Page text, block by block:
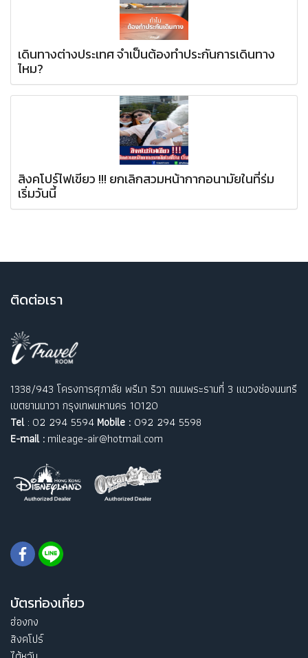
เดินทางต่างประเทศ จำเป็นต้องทำประกันการเดินทาง
ไหม?
สิงคโปร์ไฟเขียว !!! ยกเลิกสวมหน้ากากอนามัยในที่ร่ม
เริ่มวันนี้
ติดต่อเรา
1338/943 โครงการศุภาลัย พรีมา ริวา ถนนพระรามที่ 3 แขวงช่องนนทรี
เขตยานนาวา กรุงเทพมหานคร 10120
Tel: 02 294 5594 Mobile : 092 294 5598
E-mail : mileage-air@hotmail.com
บัตรท่องเที่ยว
ฮ่องกง
สิงคโปร์